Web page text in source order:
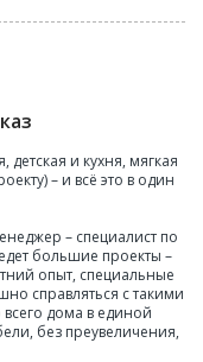
детская и кухня, мягкая
– и всё это в один
– специалист по
большие проекты –
опыт, специальные
справляться с такими
дома в единой
без преувеличения,